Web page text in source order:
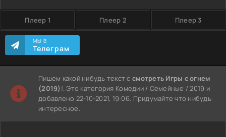
Плеер 1 Плеер 2 Плеер 3
МЫ В
Телеграм
Пишем какой нибудь текст ссмотреть Игры с огнем
(2019) !. Это категория Комедии / Семейные / 2019 и
добавлено 22-10-2021, 19:06. Придумайте что нибудь
интересное.